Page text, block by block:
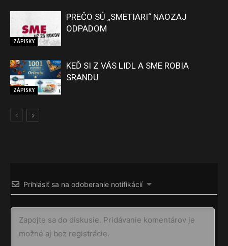
ZÁPISKY
PREČO SÚ „SMETIARI“ NAOZAJ
ODPADOM
ZÁPISKY
KEĎ SI Z VÁS LIDL A SME ROBIA
SRANDU
Prihlásiť sa na odoberanie notifikácií